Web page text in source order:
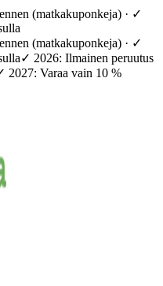
(matkakuponkeja) · ✓
(matkakuponkeja) · ✓
✓ 2026: Ilmainen peruutus
2027: Varaa vain 10 %